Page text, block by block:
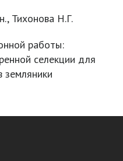
Тихонова Н.Г.
работы:
селекции для
земляники